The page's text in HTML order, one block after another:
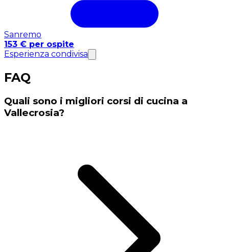
Sanremo
153 € per ospite
Esperienza condivisa
FAQ
Quali sono i migliori corsi di cucina a
Vallecrosia?